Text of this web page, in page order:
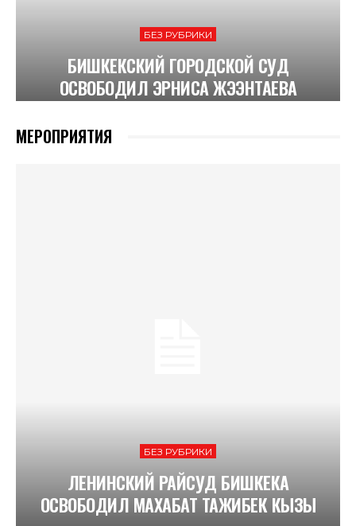
БЕЗ РУБРИКИ
БИШКЕКСКИЙ ГОРОДСКОЙ СУД
ОСВОБОДИЛ ЭРНИСА ЖЭЭНТАЕВА
МЕРОПРИЯТИЯ
БЕЗ РУБРИКИ
ЛЕНИНСКИЙ РАЙСУД БИШКЕКА
ОСВОБОДИЛ МАХАБАТ ТАЖИБЕК КЫЗЫ